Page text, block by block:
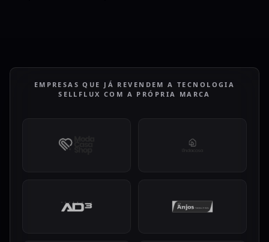
EMPRESAS QUE JÁ REVENDEM A TECNOLOGIA
SELLFLUX COM A PRÓPRIA MARCA